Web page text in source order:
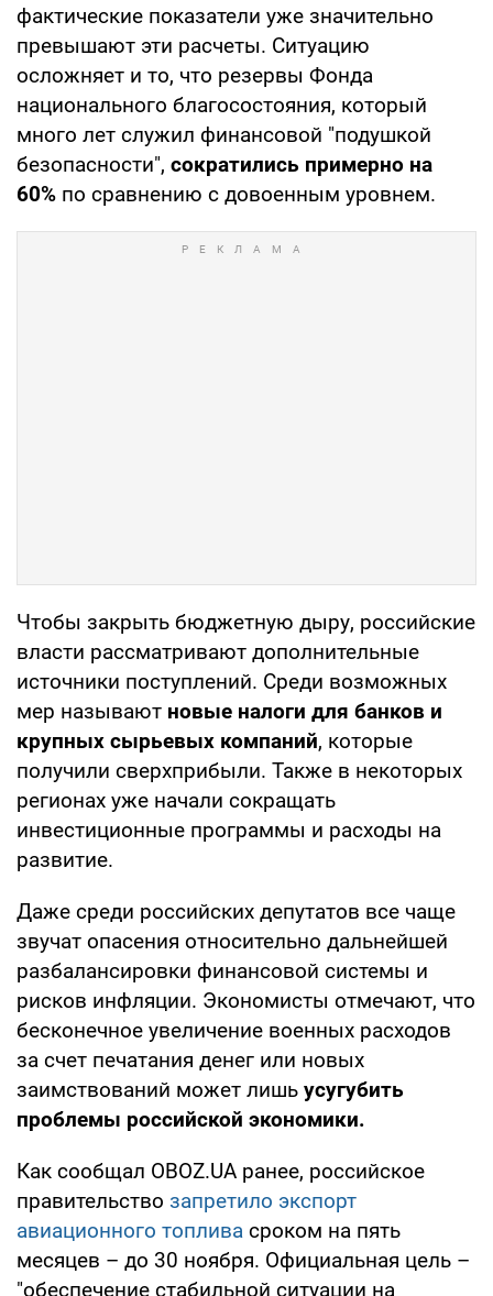
фактические показатели уже значительно
превышают эти расчеты. Ситуацию
осложняет и то, что резервы Фонда
национального благосостояния, который
много лет служил финансовой "подушкой
безопасности", сократились примерно на
60% по сравнению с довоенным уровнем.
Чтобы закрыть бюджетную дыру, российские
власти рассматривают дополнительные
источники поступлений. Среди возможных
мер называют новые налоги для банков и
крупных сырьевых компаний, которые
получили сверхприбыли. Также в некоторых
регионах уже начали сокращать
инвестиционные программы и расходы на
развитие.
Даже среди российских депутатов все чаще
звучат опасения относительно дальнейшей
разбалансировки финансовой системы и
рисков инфляции. Экономисты отмечают, что
бесконечное увеличение военных расходов
за счет печатания денег или новых
заимствований может лишь усугубить
проблемы российской экономики.
Как сообщал OBOZ.UA ранее, российское
правительство запретило экспорт
авиационного топлива сроком на пять
месяцев – до 30 ноября. Официальная цель –
"обеспечение стабильной ситуации на